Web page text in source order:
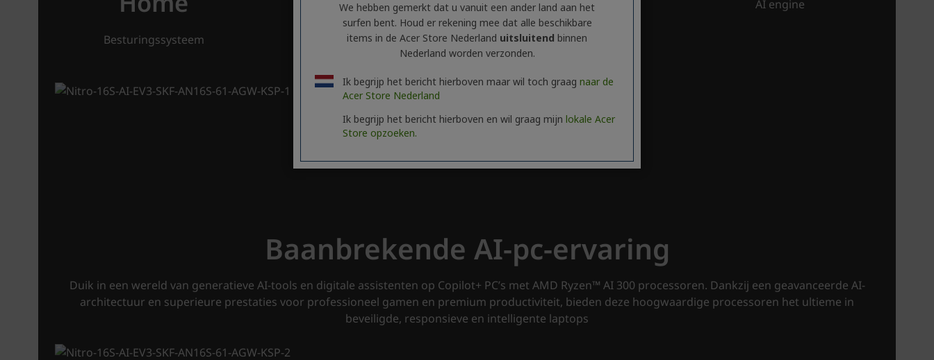
We hebben gemerkt dat u vanuit een ander land aan het
surfen bent. Houd er rekening mee dat alle beschikbare
items in de Acer Store Nederland uitsluitend binnen
Nederland worden verzonden.
Ik begrijp het bericht hierboven maar wil toch graag naar de
Acer Store Nederland
Ik begrijp het bericht hierboven en wil graag mijn lokale Acer
Store opzoeken.